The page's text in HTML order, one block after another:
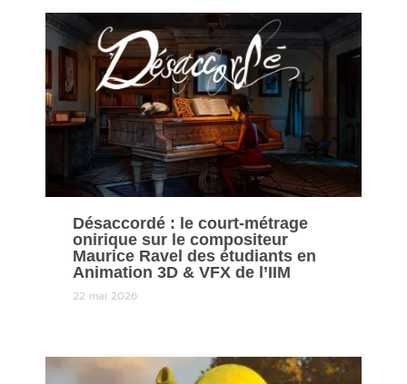
Désaccordé : le court-métrage
onirique sur le compositeur
Maurice Ravel des étudiants en
Animation 3D & VFX de l’IIM
22 mai 2026